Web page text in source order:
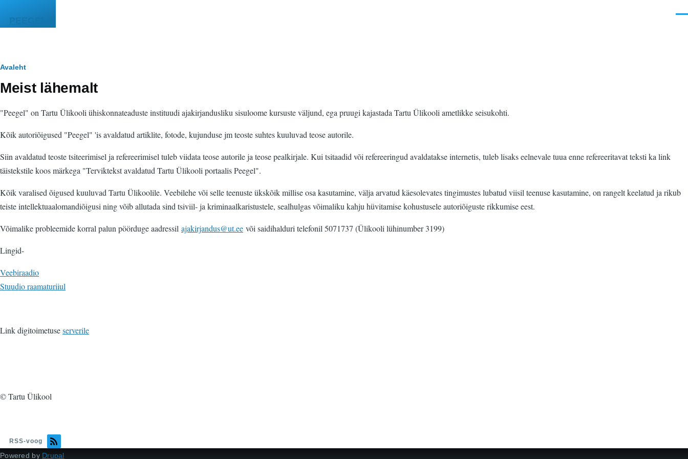
PEEGEL
Leivapuru
Avaleht
Meist lähemalt
"Peegel" on Tartu Ülikooli ühiskonnateaduste instituudi ajakirjandusliku sisuloome kursuste väljund, ega pruugi kajastada Tartu Ülikooli ametlikke seisukohti.
Kõik autoriõigused "Peegel" 'is avaldatud artiklite, fotode, kujunduse jm teoste suhtes kuuluvad teose autorile.
Siin avaldatud teoste tsiteerimisel ja refereerimisel tuleb viidata teose autorile ja teose pealkirjale. Kui tsitaadid või refereeringud avaldatakse internetis, tuleb lisaks eelnevale tuua enne refereeritavat teksti ka link
täistekstile koos märkega "Terviktekst avaldatud Tartu Ülikooli portaalis Peegel".
Kõik varalised õigused kuuluvad Tartu Ülikoolile. Veebilehe või selle teenuste ükskõik millise osa kasutamine, välja arvatud käesolevates tingimustes lubatud viisil teenuse kasutamine, on rangelt keelatud ja rikub
teiste intellektuaalomandiõigusi ning võib allutada sind tsiviil- ja kriminaalkaristustele, sealhulgas võimaliku kahju hüvitamise kohustusele autoriõiguste rikkumise eest.
Võimalike probleemide korral palun pöörduge aadressil ajakirjandus@ut.ee või saidihalduri telefonil 5071737 (Ülikooli lühinumber 3199)
Lingid-
Veebiraadio
Stuudio raamaturiiul
Link digitoimetuseserverile
© Tartu Ülikool
RSS-voog
Powered by Drupal